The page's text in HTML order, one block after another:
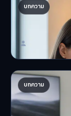
บทความ
ปรับพอร์ตรับ
ให้พัง
'เงินดิจิทัล 2.0' ม
Master
บทความ
AI จัดพอร์ตใ
จอ
AI จัดพอร์ตให้ปัง!